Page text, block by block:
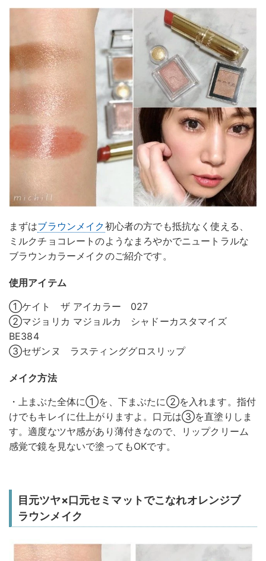
まずはブラウンメイク初心者の方でも抵抗なく使える、
ミルクチョコレートのようなまろやかでニュートラルな
ブラウンカラーメイクのご紹介です。
使用アイテム
①ケイト ザ アイカラー 027
②マジョリカ マジョルカ シャドーカスタマイズ
BE384
③セザンヌ ラスティンググロスリップ
メイク方法
・上まぶた全体に①を、下まぶたに②を入れます。指付
けでもキレイに仕上がりますよ。口元は③を直塗りしま
す。適度なツヤ感があり薄付きなので、リップクリーム
感覚で鏡を見ないで塗ってもOKです。
目元ツヤ×口元セミマットでこなれオレンジブ
ラウンメイク